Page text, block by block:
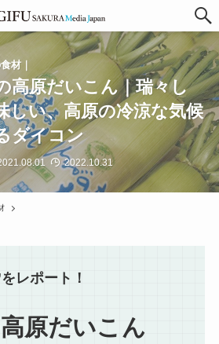
材｜
高原だいこん｜瑞々し
しい、高原の冷涼な気候
ダイコン
2022.10.31
レポート！
原だいこん